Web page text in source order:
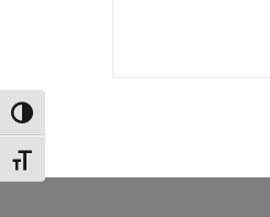
Umschalten auf hohe Kontraste
Schrift vergrößern